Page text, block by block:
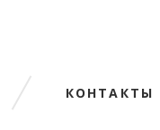
КОНТАКТЫ